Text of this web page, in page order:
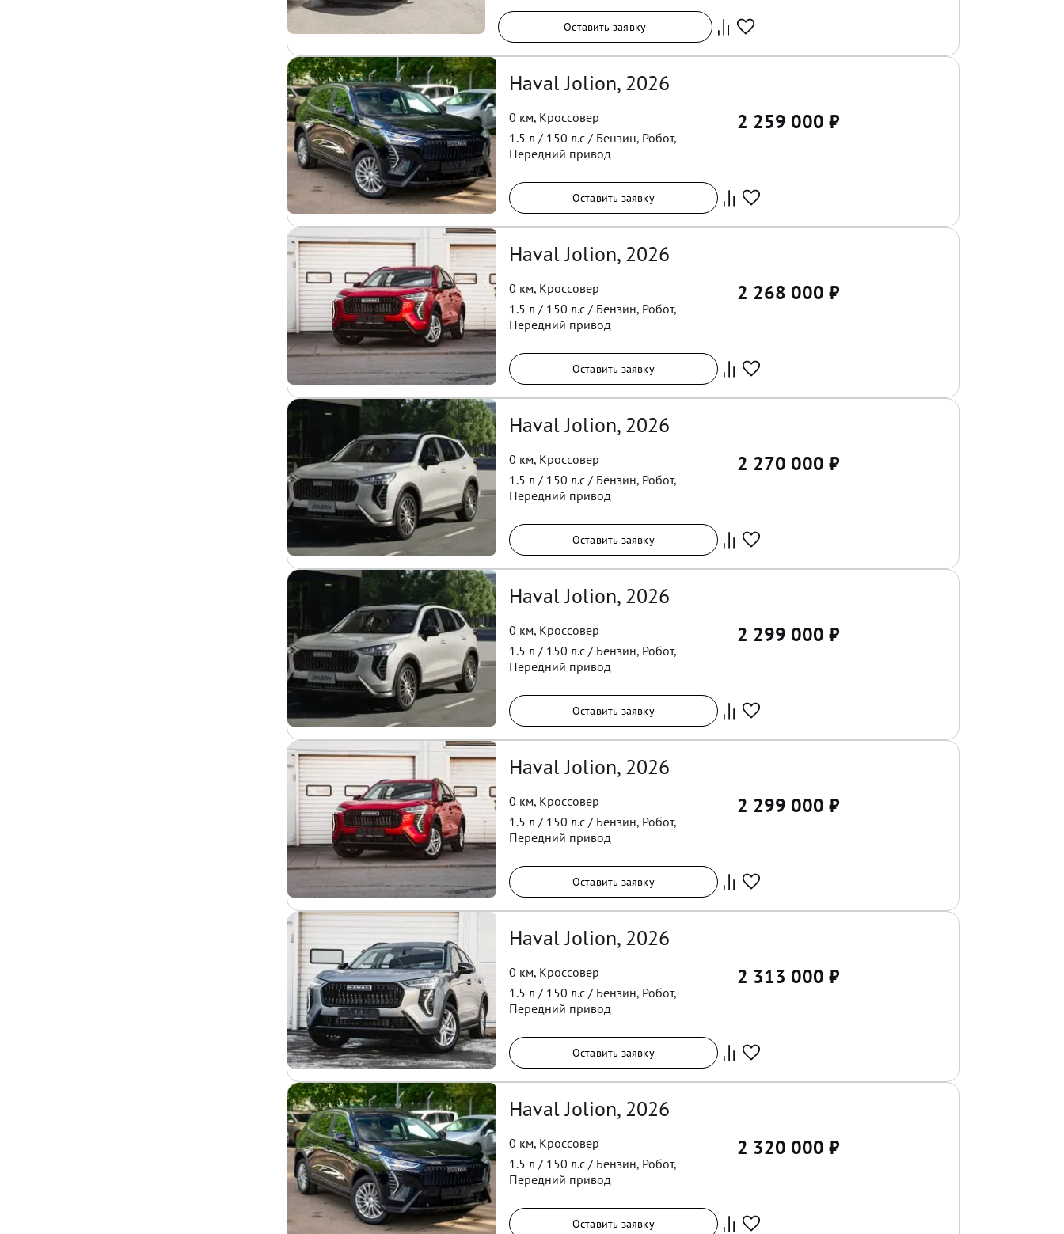
Оставить заявку
Haval Jolion, 2026
0 км, Кроссовер
1.5 л / 150 л.с / Бензин, Робот,
Передний привод
2 259 000 ₽
Оставить заявку
Haval Jolion, 2026
0 км, Кроссовер
1.5 л / 150 л.с / Бензин, Робот,
Передний привод
2 268 000 ₽
Оставить заявку
Haval Jolion, 2026
0 км, Кроссовер
1.5 л / 150 л.с / Бензин, Робот,
Передний привод
2 270 000 ₽
Оставить заявку
Haval Jolion, 2026
0 км, Кроссовер
1.5 л / 150 л.с / Бензин, Робот,
Передний привод
2 299 000 ₽
Оставить заявку
Haval Jolion, 2026
0 км, Кроссовер
1.5 л / 150 л.с / Бензин, Робот,
Передний привод
2 299 000 ₽
Оставить заявку
Haval Jolion, 2026
0 км, Кроссовер
1.5 л / 150 л.с / Бензин, Робот,
Передний привод
2 313 000 ₽
Оставить заявку
Haval Jolion, 2026
0 км, Кроссовер
1.5 л / 150 л.с / Бензин, Робот,
Передний привод
2 320 000 ₽
Оставить заявку